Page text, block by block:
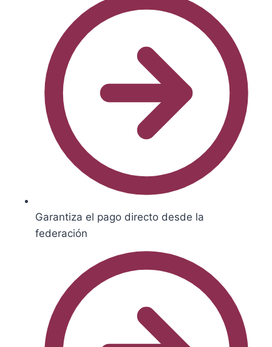
Garantiza el pago directo desde la
federación